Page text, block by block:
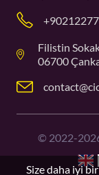
Filistin
06700
© 2022-
Size daha iyi